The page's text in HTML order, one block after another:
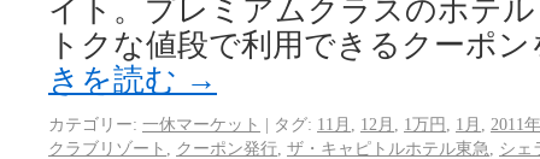
イト。プレミアムクラスのホテ
トクな値段で利用できるクーポ
きを読む →
カテゴリー: 一休マーケット | タグ: 11月 12月 1万円 1月
2011年
クラブリゾート
クーポン発行 ザ・キャピトルホテル東急
シェ